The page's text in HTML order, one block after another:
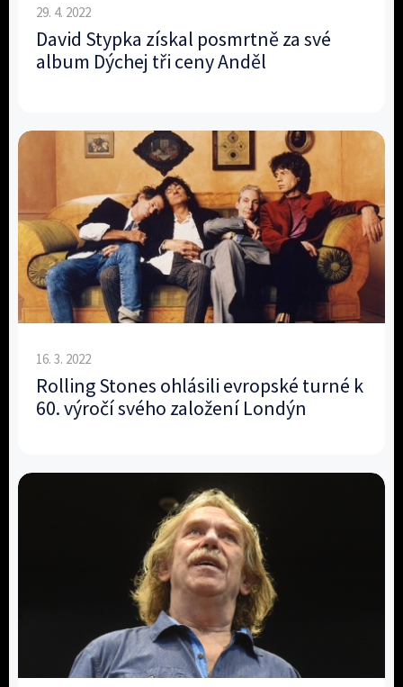
29. 4. 2022
David Stypka získal posmrtně za své
album Dýchej tři ceny Anděl
16. 3. 2022
Rolling Stones ohlásili evropské turné k
60. výročí svého založení Londýn